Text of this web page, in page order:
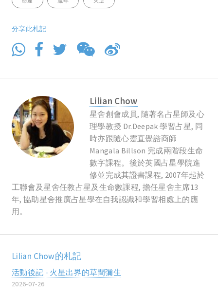
分享此札記
Lilian Chow
星舍創會成員, 隨著名占星師及心
理學教授 Dr.Deepak 學習占星, 同
時亦跟隨心靈直覺諮商師
Mangala Billson 完成兩階段生命
數字課程。後於英國占星學院進
修並完成其證書課程, 2007年起於
工聯會及星舍任教占星及生命數課程, 擔任星舍主席13
年, 協助星舍推廣占星學在自我認識和學習相處上的應
用。
Lilian Chow的札記
活動後記 - 火星出界的草間彌生
2026-07-26